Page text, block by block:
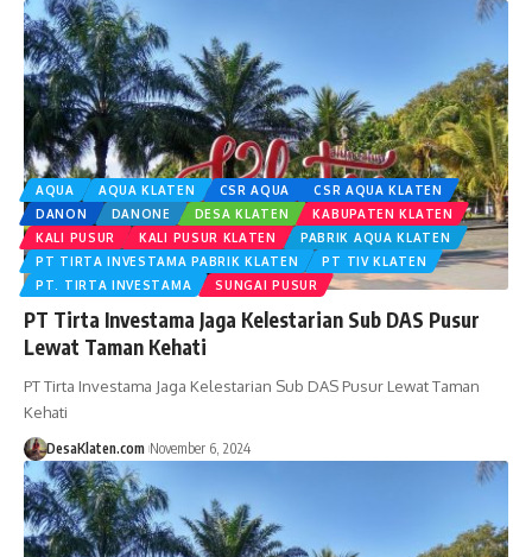
AQUA AQUA KLATEN CSR AQUA
CSR AQUA KLATEN
DANON
DANONE DESA KLATEN
KABUPATEN KLATEN
KALI PUSUR
KALI PUSUR KLATEN
PABRIK AQUA KLATEN
PT TIRTA INVESTAMA PABRIK KLATEN
PT TIV KLATEN
PT. TIRTA INVESTAMA
SUNGAI PUSUR
PT Tirta Investama Jaga Kelestarian Sub DAS Pusur
Lewat Taman Kehati
PT Tirta Investama Jaga Kelestarian Sub DAS Pusur Lewat Taman
Kehati
DesaKlaten.com November 6, 2024